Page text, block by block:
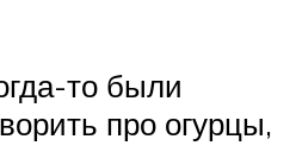
то были
про огурцы,